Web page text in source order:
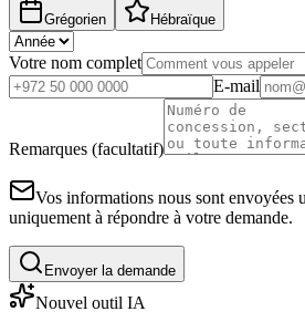
Grégorien Hébraïque
Votre nom complet
E-mail
Remarques (facultatif)
Vos informations nous sont envoyées
uniquement à répondre à votre demande.
Envoyer la demande
Nouvel outil IA